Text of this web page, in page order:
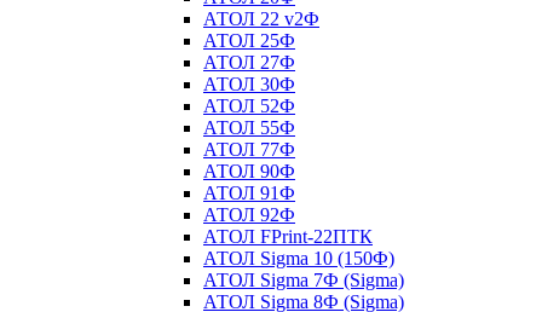
АТОЛ 22 v2Ф
АТОЛ 25Ф
АТОЛ 27Ф
АТОЛ 30Ф
АТОЛ 52Ф
АТОЛ 55Ф
АТОЛ 77Ф
АТОЛ 90Ф
АТОЛ 91Ф
АТОЛ 92Ф
АТОЛ FPrint-22ПТК
АТОЛ Sigma 10 (150Ф)
АТОЛ Sigma 7Ф (Sigma)
АТОЛ Sigma 8Ф (Sigma)